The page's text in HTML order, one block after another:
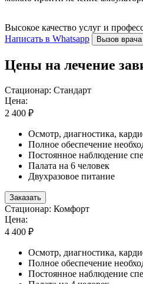
Высокое качество услуг и
Написать в Whatsapp
Вызов врача
Цены на лечение
Стационар: Стандарт
Цена:
2 400 ₽
Осмотр, диагностика,
Полное обеспечение
Постоянное наблюдение
Палата на 6 человек
Двухразовое питание
Заказать
Стационар: Комфорт
Цена:
4 400 ₽
Осмотр, диагностика,
Полное обеспечение
Постоянное наблюдение